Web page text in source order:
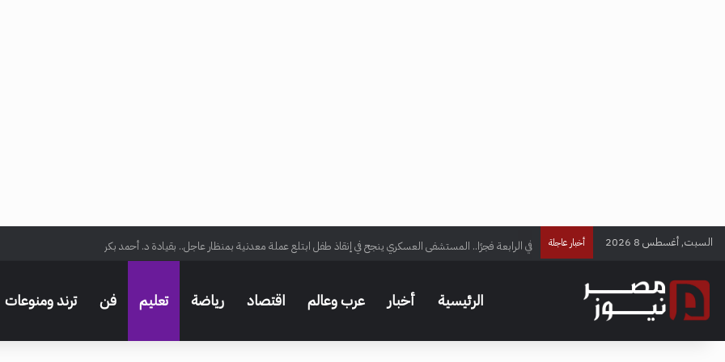
السبت, أغسطس 8 2026 أخبار عاجلة في الرابعة فجرًا.. المستشفى العسكري ينجح في إنقاذ طفل ابتلع عملة معدنية بمنظار عاجل.. بقيادة د. أحمد بكر
الرئيسية أخبار عرب وعالم اقتصاد رياضة تعليم فن ترند ومنوعات